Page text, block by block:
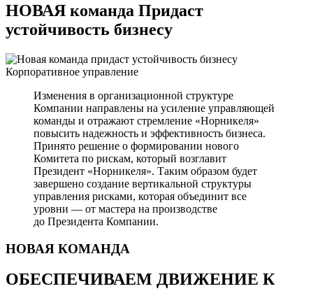
НОВАЯ команда Придаст
устойчивость бизнесу
Корпоративное управление
Изменения в организационной структуре
Компании направлены на усиление управляющей
команды и отражают стремление «Норникеля»
повысить надежность и эффективность бизнеса.
Принято решение о формировании нового
Комитета по рискам, который возглавит
Президент «Норникеля». Таким образом будет
завершено создание вертикальной структуры
управления рисками, которая объединит все
уровни — от мастера на производстве
до Президента Компании.
НОВАЯ КОМАНДА
ОБЕСПЕЧИВАЕМ ДВИЖЕНИЕ К